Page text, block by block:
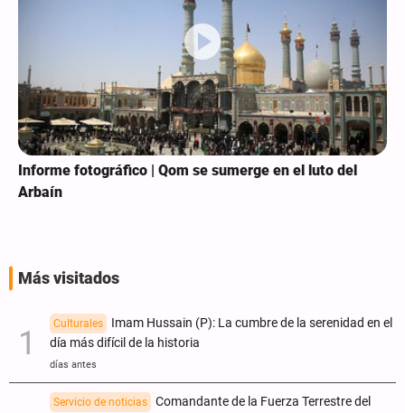
Informe fotográfico | Qom se sumerge en el luto del
Arbaín
Más visitados
Culturales
Imam Hussain (P): La cumbre de la serenidad en el
día más difícil de la historia
días antes
Servicio de noticias
Comandante de la Fuerza Terrestre del